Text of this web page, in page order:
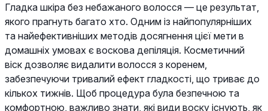
Гладка шкіра без небажаного волосся — це результат,
якого прагнуть багато хто. Одним із найпопулярніших
та найефективніших методів досягнення цієї мети в
домашніх умовах є воскова депіляція. Косметичний
віск дозволяє видалити волосся з коренем,
забезпечуючи тривалий ефект гладкості, що триває до
кількох тижнів. Щоб процедура була безпечною та
комфортною, важливо знати, які види воску існують, як